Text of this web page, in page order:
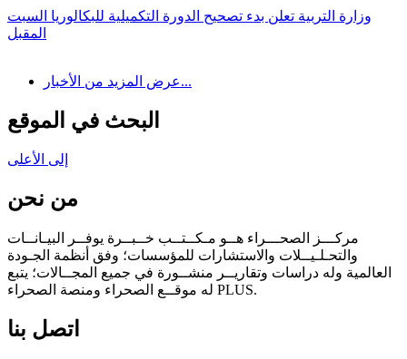
وزارة التربية تعلن بدء تصحيح الدورة التكميلية للبكالوريا السبت
المقبل
عرض المزيد من الأخبار...
البحث في الموقع
إلى الأعلى
من نحن
مركـــز الصحـــراء هــو مـكــتــب خــبــرة يوفــر البيـانــات
والتحـلـيــلات والاستشارات للمؤسسات؛ وفق أنظمة الجـودة
العالمية وله دراسات وتقاريــر منشــورة في جميع المجــالات؛ يتبع
له موقــع الصحراء ومنصة الصحراء PLUS.
اتصل بنا